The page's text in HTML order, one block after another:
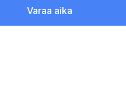
Varaa aika